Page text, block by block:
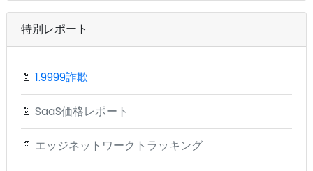
特別レポート
📄 1.9999詐欺
📄 SaaS価格レポート
📄 エッジネットワークトラッキング